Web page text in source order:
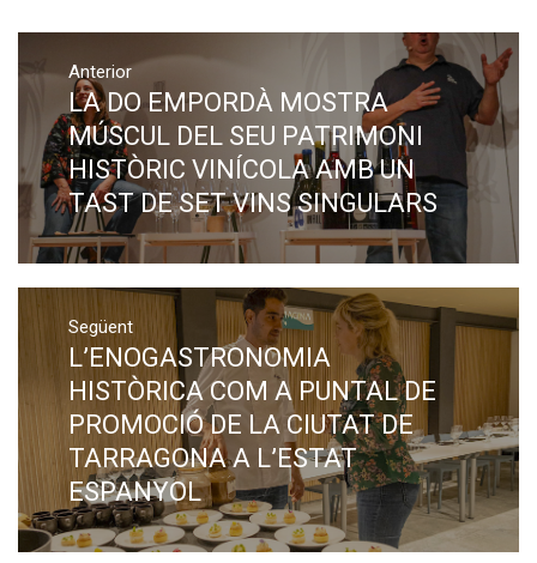
d'entrades
Anterior
Previous
post:
LA DO EMPORDÀ MOSTRA
MÚSCUL DEL SEU PATRIMONI
HISTÒRIC VINÍCOLA AMB UN
TAST DE SET VINS SINGULARS
Següent
Next
post:
L’ENOGASTRONOMIA
HISTÒRICA COM A PUNTAL DE
PROMOCIÓ DE LA CIUTAT DE
TARRAGONA A L’ESTAT
ESPANYOL